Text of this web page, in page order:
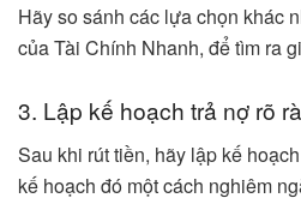
Hãy so sánh các lựa chọn khác
của Tài Chính Nhanh, để tìm ra
3. Lập kế hoạch trả nợ rõ
Sau khi rút tiền, hãy lập kế
kế hoạch đó một cách nghiêm